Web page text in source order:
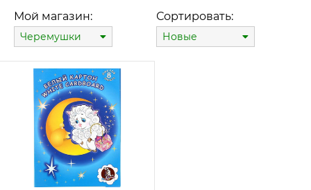
Мой магазин:
Черемушки
Сортировать:
Новые